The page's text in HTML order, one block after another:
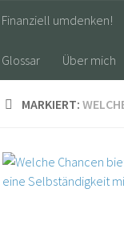
Finanziell umdenken!
Glossar Über mich
MARKIERT: